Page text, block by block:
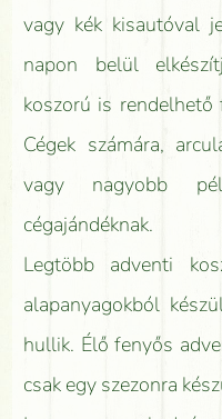
vagy kék kisautóval
napon belül
koszorú is rendelhető
Cégek számára,
vagy nagyobb
cégajándéknak.
Legtöbb adventi
alapanyagokból
hullik. Élő fenyős
csak egy szezonra